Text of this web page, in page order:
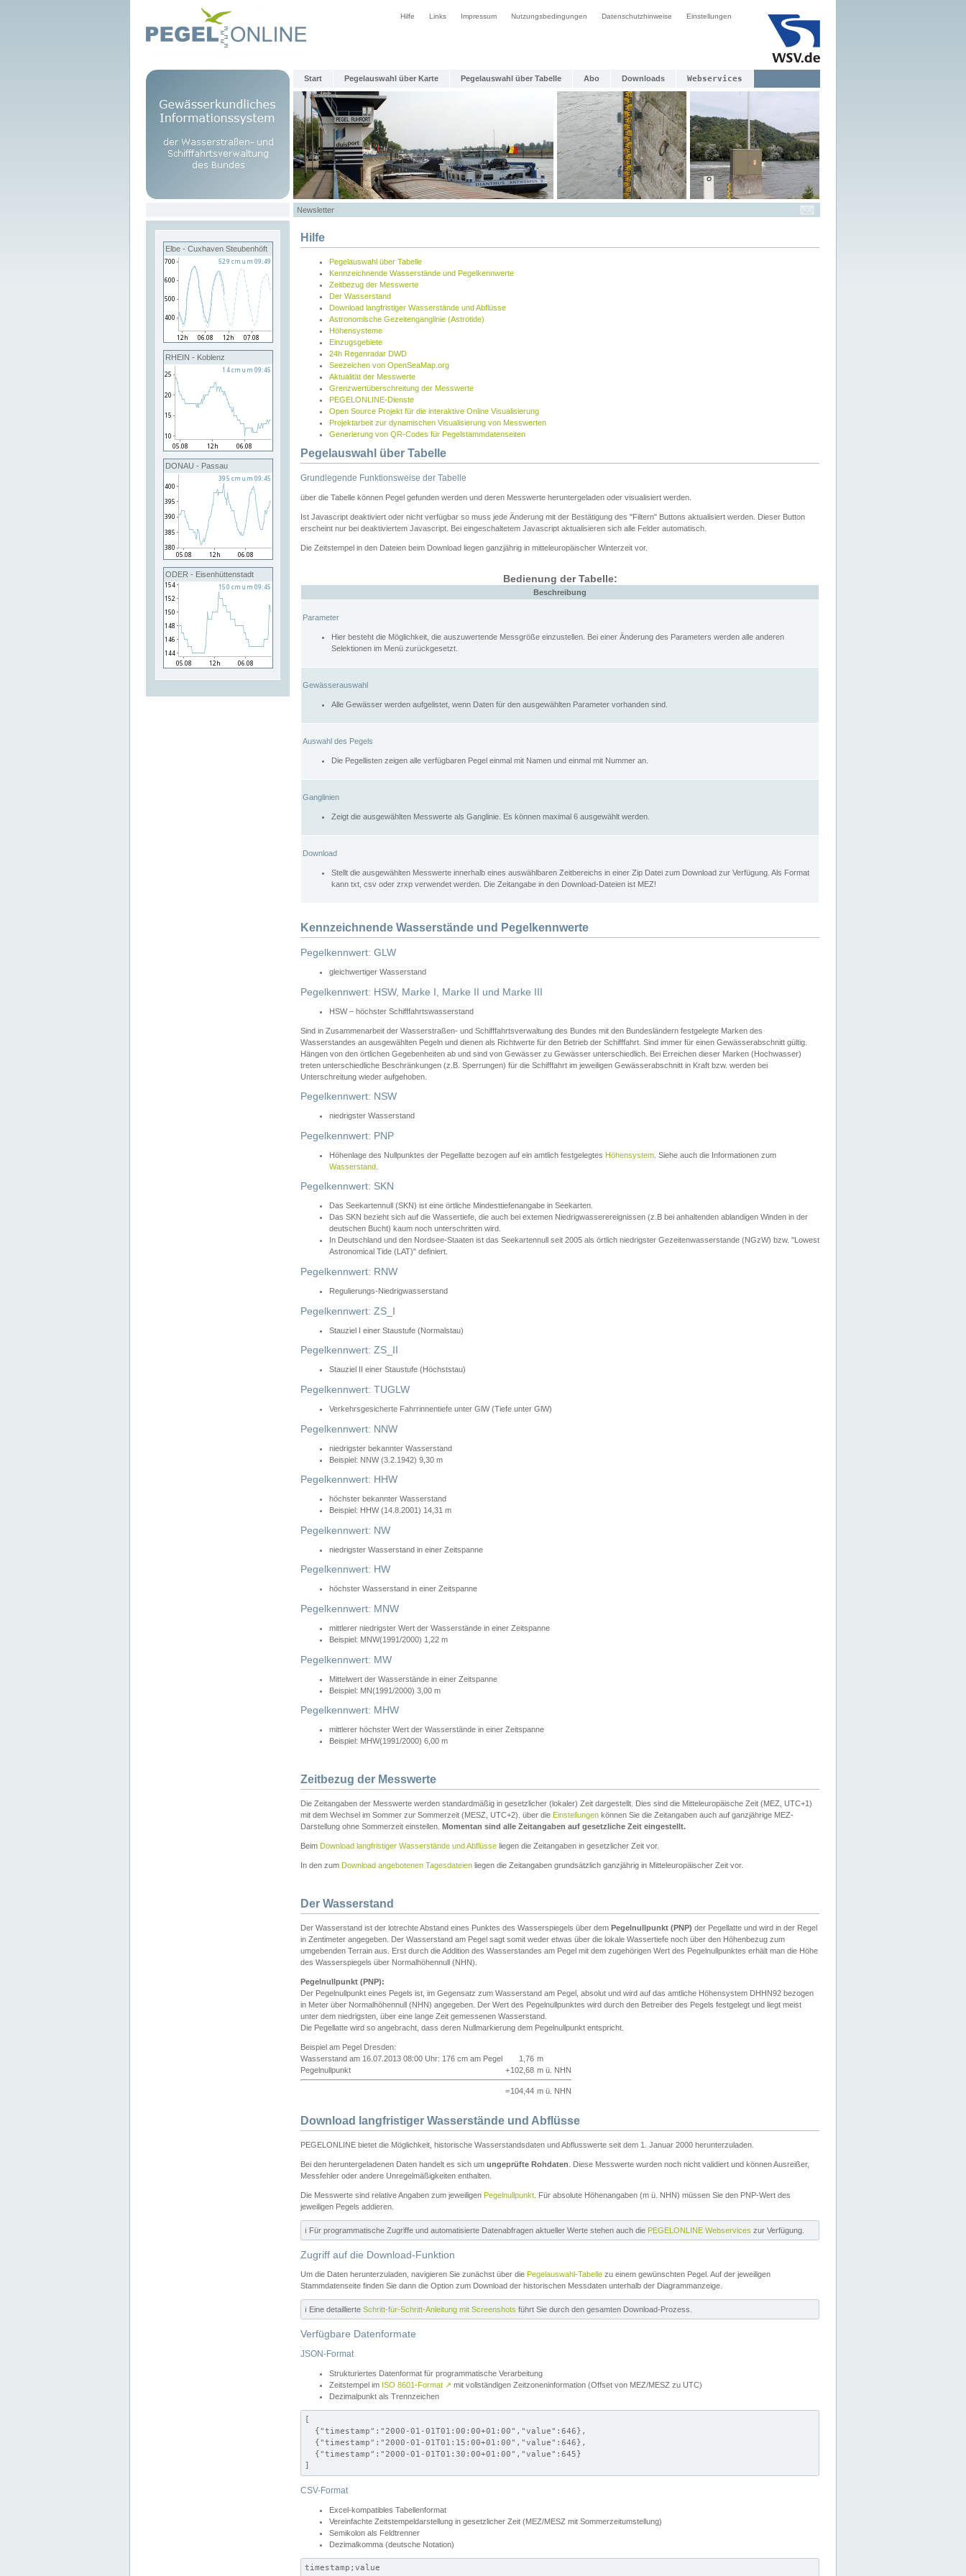
Hilfe Links Impressum Nutzungsbedingungen Datenschutzhinweise Einstellungen
Start Pegelauswahl über Karte Pegelauswahl über Tabelle Abo Downloads Webservices
Newsletter
Elbe - Cuxhaven Steubenhöft
RHEIN - Koblenz
DONAU - Passau
ODER - Eisenhüttenstadt
Hilfe
Pegelauswahl über Tabelle
Kennzeichnende Wasserstände und Pegelkennwerte
Zeitbezug der Messwerte
Der Wasserstand
Download langfristiger Wasserstände und Abflüsse
Astronomische Gezeitenganglinie (Astrotide)
Höhensysteme
Einzugsgebiete
24h Regenradar DWD
Seezeichen von OpenSeaMap.org
Aktualität der Messwerte
Grenzwertüberschreitung der Messwerte
PEGELONLINE-Dienste
Open Source Projekt für die interaktive Online Visualisierung
Projektarbeit zur dynamischen Visualisierung von Messwerten
Generierung von QR-Codes für Pegelstammdatenseiten
Pegelauswahl über Tabelle
Grundlegende Funktionsweise der Tabelle
über die Tabelle können Pegel gefunden werden und deren Messwerte heruntergeladen oder visualisiert werden.
Ist Javascript deaktiviert oder nicht verfügbar so muss jede Änderung mit der Bestätigung des "Filtern" Buttons aktualisiert werden. Dieser Button
erscheint nur bei deaktiviertem Javascript. Bei eingeschaltetem Javascript aktualisieren sich alle Felder automatisch.
Die Zeitstempel in den Dateien beim Download liegen ganzjährig in mitteleuropäischer Winterzeit vor.
Bedienung der Tabelle:
Beschreibung
Parameter
Hier besteht die Möglichkeit, die auszuwertende Messgröße einzustellen. Bei einer Änderung des Parameters werden alle anderen
Selektionen im Menü zurückgesetzt.
Gewässerauswahl
Alle Gewässer werden aufgelistet, wenn Daten für den ausgewählten Parameter vorhanden sind.
Auswahl des Pegels
Die Pegellisten zeigen alle verfügbaren Pegel einmal mit Namen und einmal mit Nummer an.
Ganglinien
Zeigt die ausgewählten Messwerte als Ganglinie. Es können maximal 6 ausgewählt werden.
Download
Stellt die ausgewählten Messwerte innerhalb eines auswählbaren Zeitbereichs in einer Zip Datei zum Download zur Verfügung. Als Format
kann txt, csv oder zrxp verwendet werden. Die Zeitangabe in den Download-Dateien ist MEZ!
Kennzeichnende Wasserstände und Pegelkennwerte
Pegelkennwert: GLW
gleichwertiger Wasserstand
Pegelkennwert: HSW, Marke I, Marke II und Marke III
HSW – höchster Schifffahrtswasserstand
Sind in Zusammenarbeit der Wasserstraßen- und Schifffahrtsverwaltung des Bundes mit den Bundesländern festgelegte Marken des
Wasserstandes an ausgewählten Pegeln und dienen als Richtwerte für den Betrieb der Schifffahrt. Sind immer für einen Gewässerabschnitt gültig.
Hängen von den örtlichen Gegebenheiten ab und sind von Gewässer zu Gewässer unterschiedlich. Bei Erreichen dieser Marken (Hochwasser)
treten unterschiedliche Beschränkungen (z.B. Sperrungen) für die Schifffahrt im jeweiligen Gewässerabschnitt in Kraft bzw. werden bei
Unterschreitung wieder aufgehoben.
Pegelkennwert: NSW
niedrigster Wasserstand
Pegelkennwert: PNP
Höhenlage des Nullpunktes der Pegellatte bezogen auf ein amtlich festgelegtes Höhensystem . Siehe auch die Informationen zum
Wasserstand
Pegelkennwert: SKN
Das Seekartennull (SKN) ist eine örtliche Mindesttiefenangabe in Seekarten.
Das SKN bezieht sich auf die Wassertiefe, die auch bei extemen Niedrigwasserereignissen (z.B bei anhaltenden ablandigen Winden in der
deutschen Bucht) kaum noch unterschritten wird.
In Deutschland und den Nordsee-Staaten ist das Seekartennull seit 2005 als örtlich niedrigster Gezeitenwasserstande (NGzW) bzw. "Lowest
Astronomical Tide (LAT)" definiert.
Pegelkennwert: RNW
Regulierungs-Niedrigwasserstand
Pegelkennwert: ZS_I
Stauziel I einer Staustufe (Normalstau)
Pegelkennwert: ZS_II
Stauziel II einer Staustufe (Höchststau)
Pegelkennwert: TUGLW
Verkehrsgesicherte Fahrrinnentiefe unter GlW (Tiefe unter GlW)
Pegelkennwert: NNW
niedrigster bekannter Wasserstand
Beispiel: NNW (3.2.1942) 9,30 m
Pegelkennwert: HHW
höchster bekannter Wasserstand
Beispiel: HHW (14.8.2001) 14,31 m
Pegelkennwert: NW
niedrigster Wasserstand in einer Zeitspanne
Pegelkennwert: HW
höchster Wasserstand in einer Zeitspanne
Pegelkennwert: MNW
mittlerer niedrigster Wert der Wasserstände in einer Zeitspanne
Beispiel: MNW(1991/2000) 1,22 m
Pegelkennwert: MW
Mittelwert der Wasserstände in einer Zeitspanne
Beispiel: MN(1991/2000) 3,00 m
Pegelkennwert: MHW
mittlerer höchster Wert der Wasserstände in einer Zeitspanne
Beispiel: MHW(1991/2000) 6,00 m
Zeitbezug der Messwerte
Die Zeitangaben der Messwerte werden standardmäßig in gesetzlicher (lokaler) Zeit dargestellt. Dies sind die Mitteleuropäische Zeit (MEZ, UTC+1)
mit dem Wechsel im Sommer zur Sommerzeit (MESZ, UTC+2). über die Einstellungen können Sie die Zeitangaben auch auf ganzjährige MEZ-
Darstellung ohne Sommerzeit einstellen. Momentan sind alle Zeitangaben auf gesetzliche Zeit eingestellt.
Beim Download langfristiger Wasserstände und Abflüsse liegen die Zeitangaben in gesetzlicher Zeit vor.
In den zum Download angebotenen Tagesdateien liegen die Zeitangaben grundsätzlich ganzjährig in Mitteleuropäischer Zeit vor.
Der Wasserstand
Der Wasserstand ist der lotrechte Abstand eines Punktes des Wasserspiegels über dem Pegelnullpunkt (PNP) der Pegellatte und wird in der Regel
in Zentimeter angegeben. Der Wasserstand am Pegel sagt somit weder etwas über die lokale Wassertiefe noch über den Höhenbezug zum
umgebenden Terrain aus. Erst durch die Addition des Wasserstandes am Pegel mit dem zugehörigen Wert des Pegelnullpunktes erhält man die Höhe
des Wasserspiegels über Normalhöhennull (NHN).
Pegelnullpunkt (PNP):
Der Pegelnullpunkt eines Pegels ist, im Gegensatz zum Wasserstand am Pegel, absolut und wird auf das amtliche Höhensystem DHHN92 bezogen
in Meter über Normalhöhennull (NHN) angegeben. Der Wert des Pegelnullpunktes wird durch den Betreiber des Pegels festgelegt und liegt meist
unter dem niedrigsten, über eine lange Zeit gemessenen Wasserstand.
Die Pegellatte wird so angebracht, dass deren Nullmarkierung dem Pegelnullpunkt entspricht.
Beispiel am Pegel Dresden:
Wasserstand am 16.07.2013 08:00 Uhr: 176 cm am Pegel
1,76 m
Pegelnullpunkt
+102,68 m ü. NHN
=104,44 m ü. NHN
Download langfristiger Wasserstände und Abflüsse
PEGELONLINE bietet die Möglichkeit, historische Wasserstandsdaten und Abflusswerte seit dem 1. Januar 2000 herunterzuladen.
Bei den heruntergeladenen Daten handelt es sich um ungeprüfte Rohdaten . Diese Messwerte wurden noch nicht validiert und können Ausreißer,
Messfehler oder andere Unregelmäßigkeiten enthalten.
Die Messwerte sind relative Angaben zum jeweiligen Pegelnullpunkt . Für absolute Höhenangaben (m ü. NHN) müssen Sie den PNP-Wert des
jeweiligen Pegels addieren.
ℹ️ Für programmatische Zugriffe und automatisierte Datenabfragen aktueller Werte stehen auch die PEGELONLINE Webservices zur Verfügung.
Zugriff auf die Download-Funktion
Um die Daten herunterzuladen, navigieren Sie zunächst über die Pegelauswahl-Tabelle zu einem gewünschten Pegel. Auf der jeweiligen
Stammdatenseite finden Sie dann die Option zum Download der historischen Messdaten unterhalb der Diagrammanzeige.
ℹ️ Eine detaillierte Schritt-für-Schritt-Anleitung mit Screenshots führt Sie durch den gesamten Download-Prozess.
Verfügbare Datenformate
JSON-Format
Strukturiertes Datenformat für programmatische Verarbeitung
Zeitstempel im ISO 8601-Format ↗ mit vollständigen Zeitzoneninformation (Offset von MEZ/MESZ zu UTC)
Dezimalpunkt als Trennzeichen
[
  {"timestamp":"2000-01-01T01:00:00+01:00","value":646},
  {"timestamp":"2000-01-01T01:15:00+01:00","value":646},
  {"timestamp":"2000-01-01T01:30:00+01:00","value":645}
]
CSV-Format
Excel-kompatibles Tabellenformat
Vereinfachte Zeitstempeldarstellung in gesetzlicher Zeit (MEZ/MESZ mit Sommerzeitumstellung)
Semikolon als Feldtrenner
Dezimalkomma (deutsche Notation)
timestamp;value